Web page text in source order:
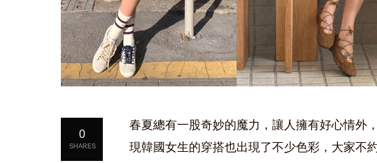
0
SHARES
春夏總有一股奇妙的魔力，讓人擁有好心情外
現韓國女生的穿搭也出現了不少色彩，大家不